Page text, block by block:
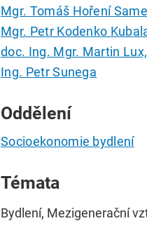
Mgr. Tomáš Hoření
Mgr. Petr Kodenko
doc. Ing. Mgr. Martin
Ing. Petr Sunega
Oddělení
Socioekonomie bydlení
Témata
Bydlení, Mezigenerační